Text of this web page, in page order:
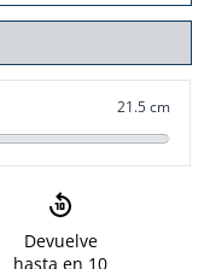
21.5 cm
Devuelve
hasta en 10